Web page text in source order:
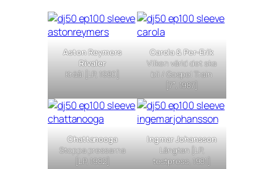
Aston Reymers
Rivaler
Kräål[LP, 1980]
Carola & Per-Erik
Vilken värld det ska
bli/Gospel Train
[7″, 1987]
Chattanooga
Stoppa pressarna
[LP, 1982]
Ingmar Johansson
Längtan[LP,
testpress, 1981]